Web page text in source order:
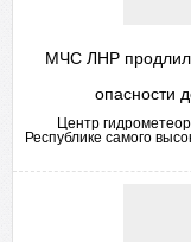
МЧС ЛНР
опасности
Центр
Республике самого